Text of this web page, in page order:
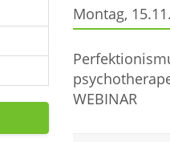
Montag,
WEBINAR